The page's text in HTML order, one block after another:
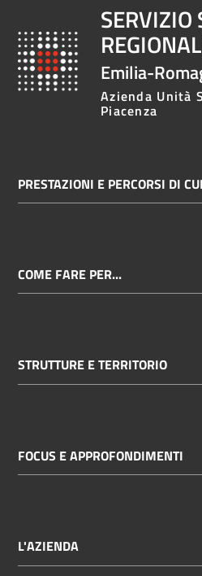
SERVIZIO
Emilia-
Azienda Unità
Piacenza
PRESTAZIONI E PERCORSI DI
COME FARE PER...
STRUTTURE E TERRITORIO
FOCUS E APPROFONDIMENTI
L'AZIENDA